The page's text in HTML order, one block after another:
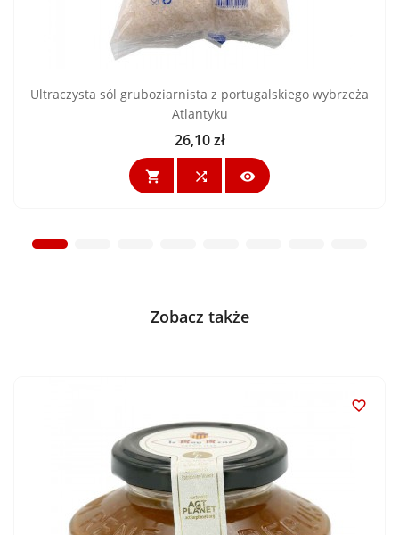
Ultraczysta sól gruboziarnista z portugalskiego wybrzeża
Atlantyku
Cena
26,10 zł
  
Zobacz także
